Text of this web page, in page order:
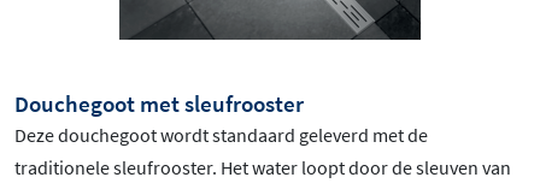
Douchegoot met sleufrooster
Deze douchegoot wordt standaard geleverd met de
traditionele sleufrooster. Het water loopt door de sleuven van